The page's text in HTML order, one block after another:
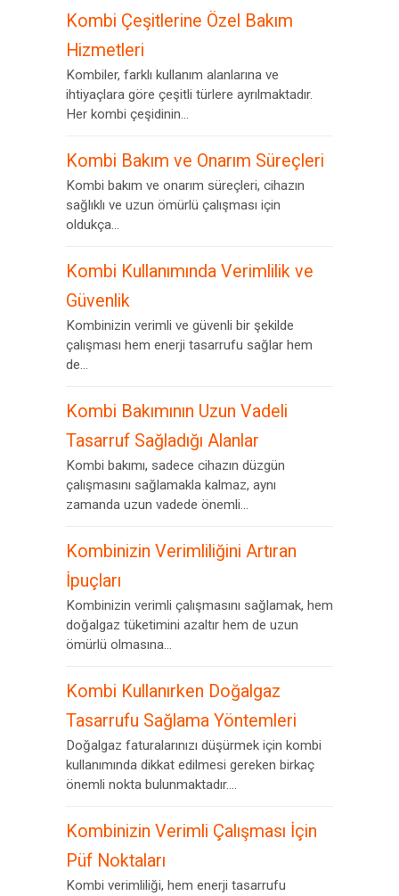
Kombi Çeşitlerine Özel Bakım
Hizmetleri
Kombiler, farklı kullanım alanlarına ve
ihtiyaçlara göre çeşitli türlere ayrılmaktadır.
Her kombi çeşidinin...
Kombi Bakım ve Onarım Süreçleri
Kombi bakım ve onarım süreçleri, cihazın
sağlıklı ve uzun ömürlü çalışması için
oldukça...
Kombi Kullanımında Verimlilik ve
Güvenlik
Kombinizin verimli ve güvenli bir şekilde
çalışması hem enerji tasarrufu sağlar hem
de...
Kombi Bakımının Uzun Vadeli
Tasarruf Sağladığı Alanlar
Kombi bakımı, sadece cihazın düzgün
çalışmasını sağlamakla kalmaz, aynı
zamanda uzun vadede önemli...
Kombinizin Verimliliğini Artıran
İpuçları
Kombinizin verimli çalışmasını sağlamak, hem
doğalgaz tüketimini azaltır hem de uzun
ömürlü olmasına...
Kombi Kullanırken Doğalgaz
Tasarrufu Sağlama Yöntemleri
Doğalgaz faturalarınızı düşürmek için kombi
kullanımında dikkat edilmesi gereken birkaç
önemli nokta bulunmaktadır....
Kombinizin Verimli Çalışması İçin
Püf Noktaları
Kombi verimliliği, hem enerji tasarrufu